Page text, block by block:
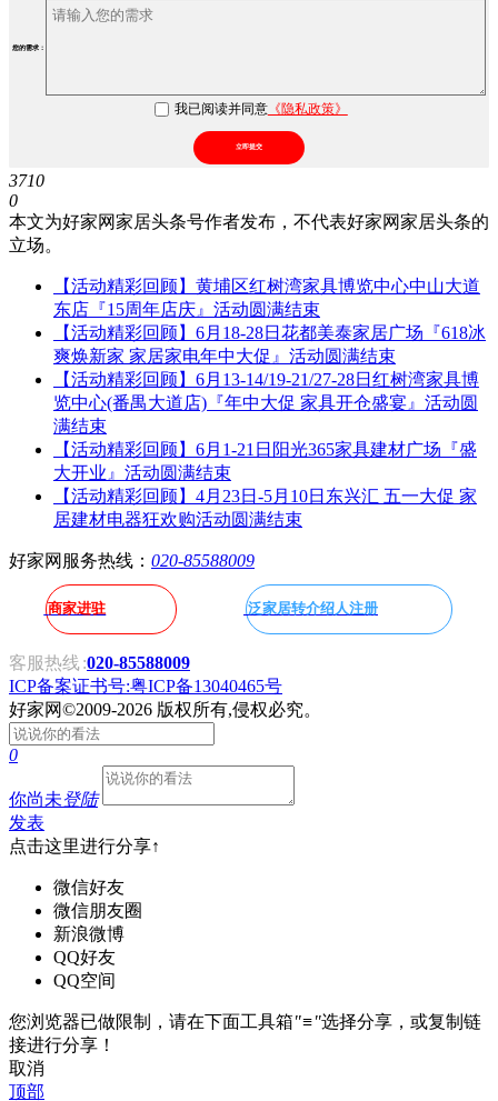
您的需求：
我已阅读并同意《隐私政策》
立即提交
3710
0
本文为好家网家居头条号作者发布，不代表好家网家居头条的
立场。
【活动精彩回顾】黄埔区红树湾家具博览中心中山大道
东店『15周年店庆』活动圆满结束
【活动精彩回顾】6月18-28日花都美泰家居广场『618冰
爽焕新家 家居家电年中大促』活动圆满结束
【活动精彩回顾】6月13-14/19-21/27-28日红树湾家具博
览中心(番禺大道店)『年中大促 家具开仓盛宴』活动圆
满结束
【活动精彩回顾】6月1-21日阳光365家具建材广场『盛
大开业』活动圆满结束
【活动精彩回顾】4月23日-5月10日东兴汇 五一大促 家
居建材电器狂欢购活动圆满结束
好家网服务热线： 020-85588009
商家进驻 泛家居转介绍人注册
客服热线 :020-85588009
ICP备案证书号:粤ICP备13040465号
好家网©2009-2026 版权所有,侵权必究。
0
你尚未登陆
发表
点击这里进行分享↑
微信好友
微信朋友圈
新浪微博
QQ好友
QQ空间
您浏览器已做限制，请在下面工具箱"≡"选择分享，或复制链
接进行分享！
取消
顶部